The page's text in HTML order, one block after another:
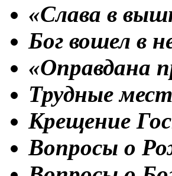
«Слава в
Бог вошел в
«Оправдана
Трудные
Крещение
Вопросы о